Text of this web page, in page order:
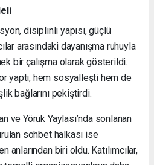
disiplinli yapısı, güçlü
arasındaki dayanışma ruhuyla
bir çalışma olarak gösterildi.
yaptı, hem sosyalleşti hem de
bağlarını pekiştirdi.
ve Yörük Yaylası’nda sonlanan
sohbet halkası ise
anlarından biri oldu. Katılımcılar,